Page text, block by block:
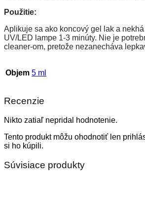
Použitie:
Aplikuje sa ako koncový gel lak a
UV/LED lampe 1-3 minúty. Nie je
cleaner-om, pretože nezanecháva
Objem 5 ml
Recenzie
Nikto zatiaľ nepridal hodnotenie.
Tento produkt môžu ohodnotiť len
si ho kúpili.
Súvisiace produkty